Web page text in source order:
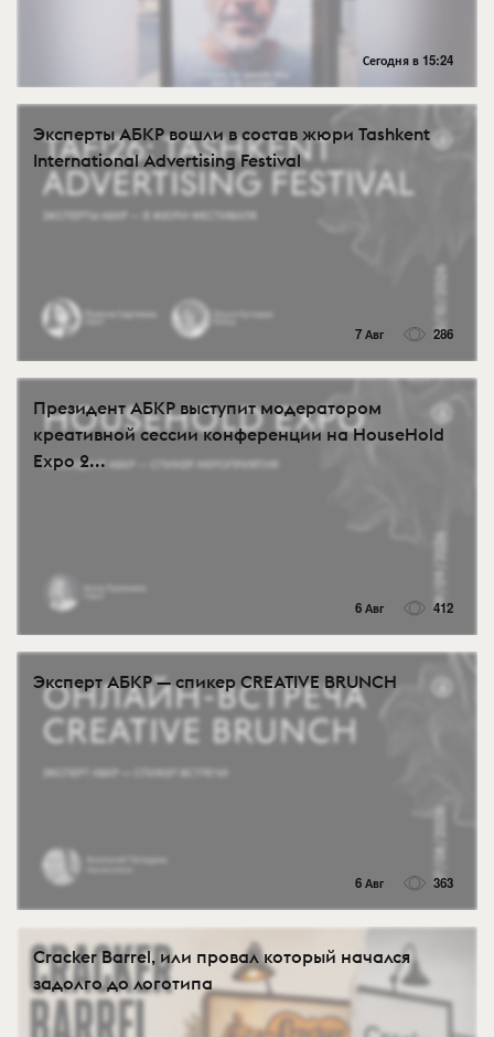
Сегодня в 15:24
Эксперты АБКР вошли в состав жюри Tashkent
International Advertising Festival
7 Авг 286
Президент АБКР выступит модератором
креативной сессии конференции на HouseHold
Expo 2...
6 Авг 412
Эксперт АБКР — спикер CREATIVE BRUNCH
6 Авг 363
Cracker Barrel, или провал который начался
задолго до логотипа